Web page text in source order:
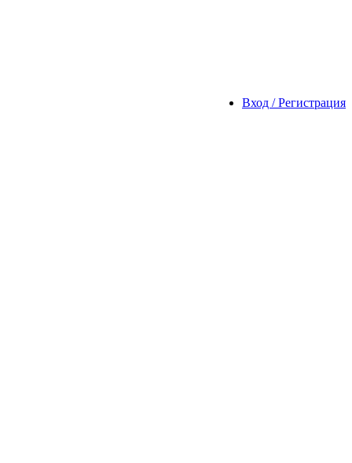
Вход / Регистрация